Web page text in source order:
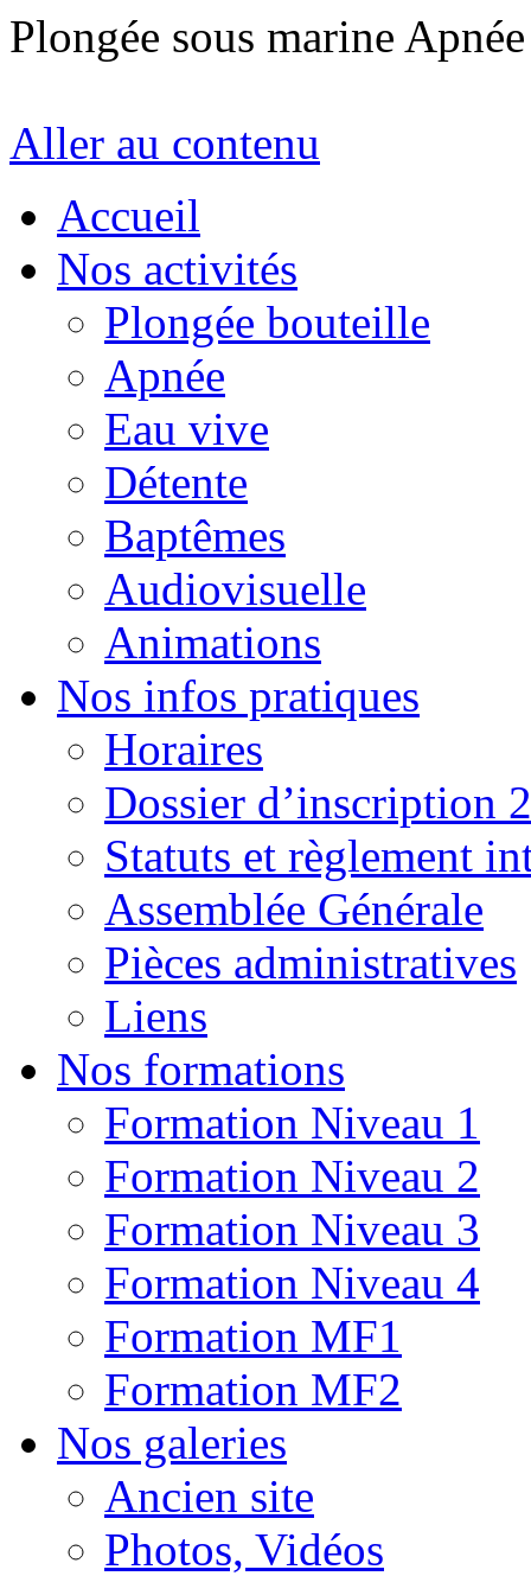
Plongée sous marine
Aller au contenu
Accueil
Nos activités
Plongée bouteille
Apnée
Eau vive
Détente
Baptêmes
Audiovisuelle
Animations
Nos infos pratiques
Horaires
Dossier d’inscription
Statuts et règlement
Assemblée Générale
Pièces administratives
Liens
Nos formations
Formation Niveau 1
Formation Niveau 2
Formation Niveau 3
Formation Niveau 4
Formation MF1
Formation MF2
Nos galeries
Ancien site
Photos, Vidéos